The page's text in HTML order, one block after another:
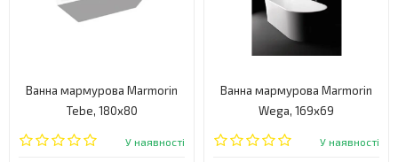
Ванна мармурова Marmorin
Tebe, 180х80
(P530180020010)
У наявності
Ванна мармурова Marmorin
Wega, 169х69
(P515170020010)
У наявності